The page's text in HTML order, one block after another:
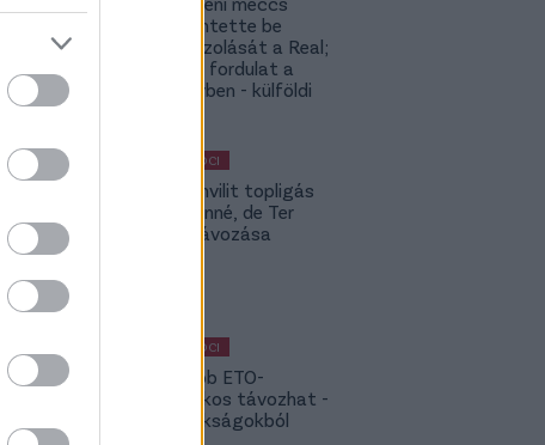
előtt jelentette be
rekordigazolását a Real;
hatalmas fordulat a
Rodri-ügyben - külföldi
MAGYAR FOCI
Yaakobishvilit topligás
csapat vinné, de Ter
Stegen távozása
MAGYAR FOCI
NB I: Újabb ETO-
kulcsjátékos távozhat -
topbajnokságokból